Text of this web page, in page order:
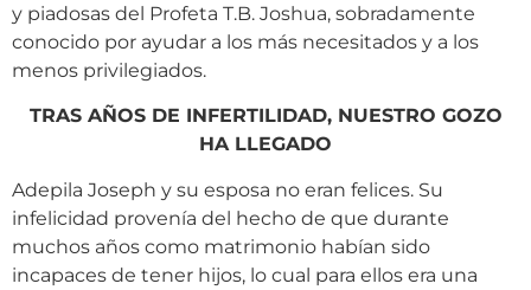
y piadosas del Profeta T.B. Joshua, sobradamente
conocido por ayudar a los más necesitados y a los
menos privilegiados.
TRAS AÑOS DE INFERTILIDAD, NUESTRO GOZO
HA LLEGADO
Adepila Joseph y su esposa no eran felices. Su
infelicidad provenía del hecho de que durante
muchos años como matrimonio habían sido
incapaces de tener hijos, lo cual para ellos era una